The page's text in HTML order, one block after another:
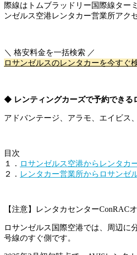
際線はトムブラッドリー国際線ター
ンゼルス空港レンタカー営業所アク
＼ 格安料金を一括検索 ／
ロサンゼルスのレンタカーを今すぐ
◆ レンティングカーズで予約でき
アドバンテージ、アラモ、エイビス
目次
１． ロサンゼルス空港からレンタカ
２． レンタカー営業所からロサンゼ
【注意】レンタカセンターConRAC
ロサンゼルス国際空港では、周辺に
号線のすぐ側です。